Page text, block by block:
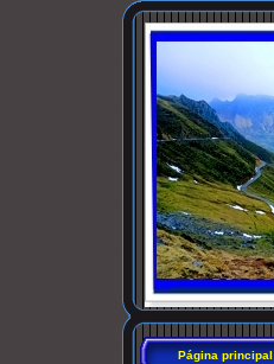
Página principal